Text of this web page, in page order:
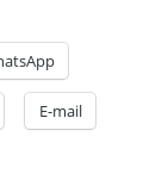
E-mail